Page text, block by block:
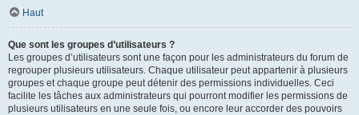
Haut
Que sont les groupes d’utilisateurs ?
Les groupes d’utilisateurs sont une façon pour les administrateurs du forum de
regrouper plusieurs utilisateurs. Chaque utilisateur peut appartenir à plusieurs
groupes et chaque groupe peut détenir des permissions individuelles. Ceci
facilite les tâches aux administrateurs qui pourront modifier les permissions de
plusieurs utilisateurs en une seule fois, ou encore leur accorder des pouvoirs